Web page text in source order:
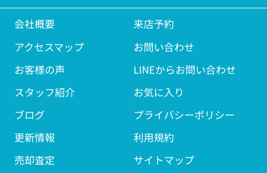
会社概要
来店予約
アクセスマップ
お問い合わせ
お客様の声
LINEからお問い合わせ
スタッフ紹介
お気に入り
ブログ
プライバシーポリシー
更新情報
利用規約
売却査定
サイトマップ